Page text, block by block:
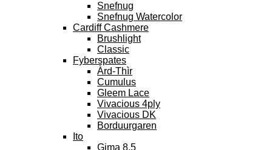
Snefnug
Snefnug Watercolor
Cardiff Cashmere
Brushlight
Classic
Fyberspates
Àrd-Thìr
Cumulus
Gleem Lace
Vivacious 4ply
Vivacious DK
Borduurgaren
Ito
Gima 8.5